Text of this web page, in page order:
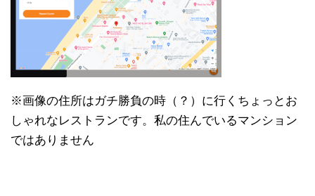
※画像の住所はガチ勝負の時（？）に行くちょっとお
しゃれなレストランです。私の住んでいるマンション
ではありません